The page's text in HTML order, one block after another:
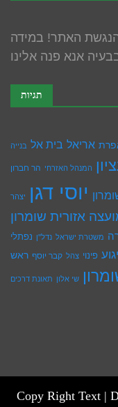
האתר! במידה
תגיות
אריאל בית אל בנייה
המנהל האזרחי הר חברון
יוסי דגן יצהר
אזורית שומרון
משטרת ישראל נדל''ן נפתלי
פינוי צהל קבר יוסף ראש
שי אלון תאונת דרכים
Copy Right Text |